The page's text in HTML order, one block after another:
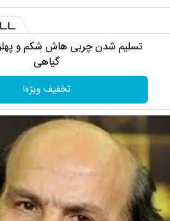
تسلیم شدن چربی هاش شکم و
گیاهی
تخفیف ویژه!